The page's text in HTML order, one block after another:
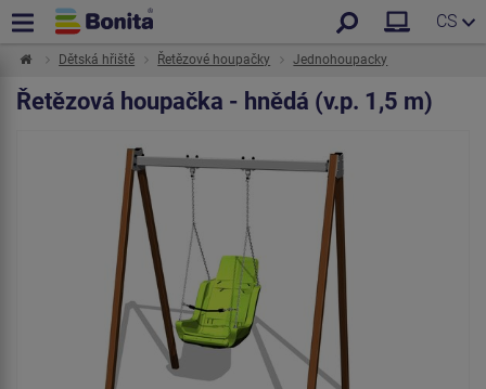
CS
Dětská hřiště Řetězové houpačky Jednohoupacky
Řetězová houpačka - hnědá (v.p. 1,5 m)